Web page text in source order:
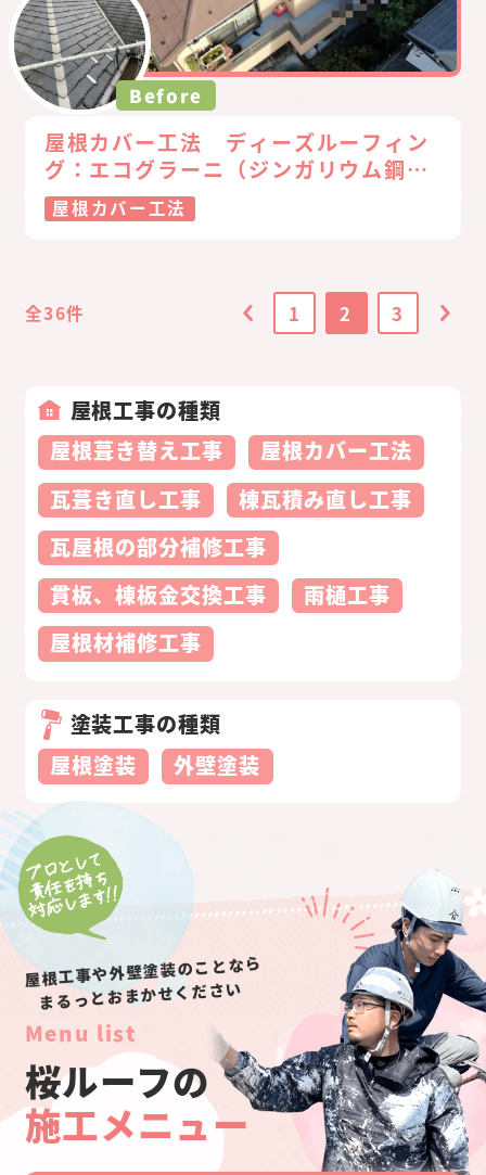
Before
屋根カバー工法 ディーズルーフィン
グ：エコグラーニ（ジンガリウム鋼
板）
屋根カバー工法
全36件 1 2 3
屋根工事の種類
屋根葺き替え工事
屋根カバー工法
瓦葺き直し工事
棟瓦積み直し工事
瓦屋根の部分補修工事
貫板、棟板金交換工事
雨樋工事
屋根材補修工事
塗装工事の種類
屋根塗装
外壁塗装
屋根工事や外壁塗装のことなら
まるっとおまかせください
Menu list
桜ルーフの
施工メニュー